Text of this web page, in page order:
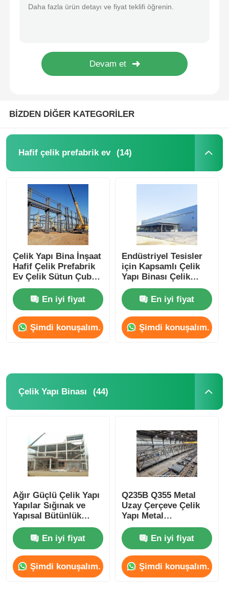
Ticari Çelik Bina
Çelik yapı malzemesi
Çelik yapısı Tavuk evi
Çelik yapısı Su tankı kulesi
Çelik Yapı Binası İnşaatı
Toz Boyalı Çelik Yapı
BİZDEN DİĞER KATEGORİLER
Hafif çelik prefabrik ev (14)
Çelik Yapı Bina İnşaat
Hafif Çelik Prefabrik
Ev Çelik Sütun Çubuk
C Z Purlin
En iyi fiyat
Şimdi konuşalım.
Endüstriyel Tesisler
için Kapsamlı Çelik
Yapı Binası Çelik
Sandviç Paneller
En iyi fiyat
Şimdi konuşalım.
Çelik Yapı Binası (44)
Ağır Güçlü Çelik Yapı
Yapılar Sığınak ve
Yapısal Bütünlük
Sağlayan Yapılar
En iyi fiyat
Şimdi konuşalım.
Q235B Q355 Metal
Uzay Çerçeve Çelik
Yapı Metal
Fabrikasyon Binalar
Ticari
En iyi fiyat
Şimdi konuşalım.